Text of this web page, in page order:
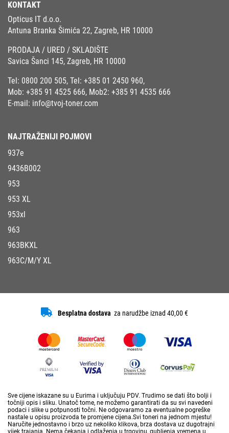
KONTAKT
Opticus IT d.o.o.
Antuna Branka Šimića 22, Zagreb, HR 10000
PRODAJA / URED / SKLADIŠTE
Savica Šanci 145, Zagreb, HR 10000
Tel: 0800 200 505, Tel: +385 01 2450 960,
Mob: +385 91 4525 666, Mob2: +385 91 4535 666
E-mail: info@tvoj-toner.com
NAJTRAŽENIJI POJMOVI
937e
9436B002
953
953 XL
953xl
963
963BKXL
963C/M/Y XL
Besplatna dostava za narudžbe iznad 40,00 €
Sve cijene iskazane su u Eurima i uključuju PDV. Trudimo se dati što bolji i
točniji opis i sliku. Unatoč tome, ne možemo garantirati da su svi navedeni
podaci i slike u potpunosti točni. Ne odgovaramo za eventualne pogreške
nastale u opisu proizvoda te promjene cijena.Svi toneri na jednom mjestu!
Naručite jednostavno i brzo uz nekoliko klikova, brza dostava uz dugotrajni
vijek trajanja. Nema čekanja i odlaženja u trgovinu, gubljenja vremena u